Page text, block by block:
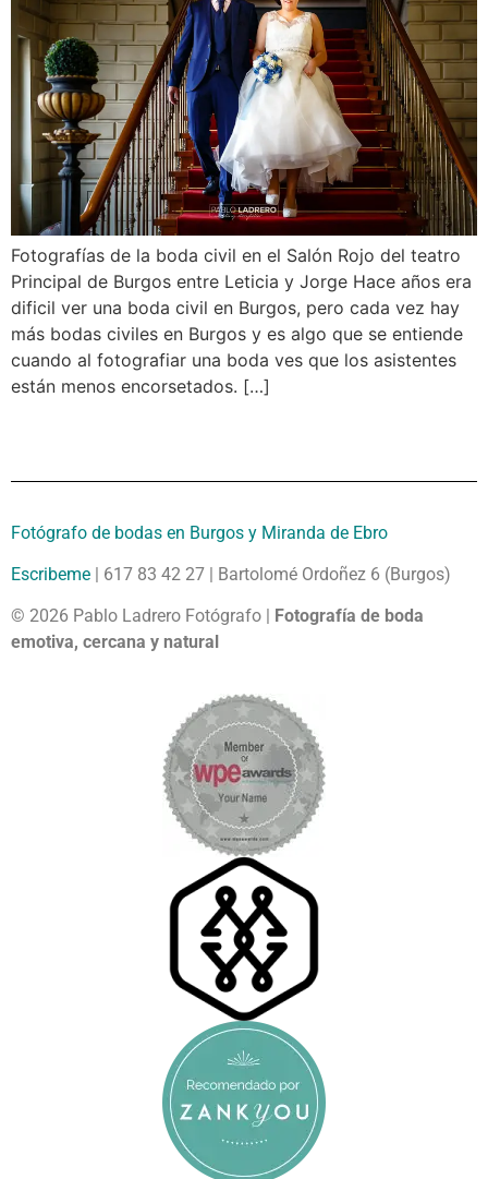
Fotografías de la boda civil en el Salón Rojo del teatro
Principal de Burgos entre Leticia y Jorge Hace años era
dificil ver una boda civil en Burgos, pero cada vez hay
más bodas civiles en Burgos y es algo que se entiende
cuando al fotografiar una boda ves que los asistentes
están menos encorsetados. […]
Fotógrafo de bodas en Burgos y Miranda de Ebro
Escribeme | 617 83 42 27 | Bartolomé Ordoñez 6 (Burgos)
© 2026 Pablo Ladrero Fotógrafo |
Fotografía de boda
emotiva, cercana y natural